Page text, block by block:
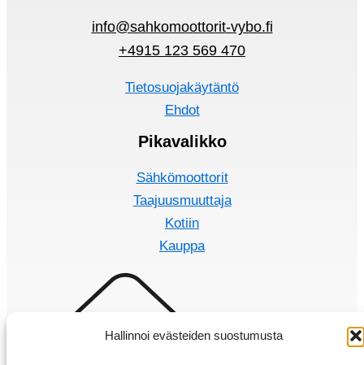
Hallinnoi evästeiden suostumusta
info@sahkomoottorit-vybo.fi
+4915 123 569 470
Tietosuojakäytäntö
Ehdot
Pikavalikko
Sähkömoottorit
Taajuusmuuttaja
Kotiin
Kauppa